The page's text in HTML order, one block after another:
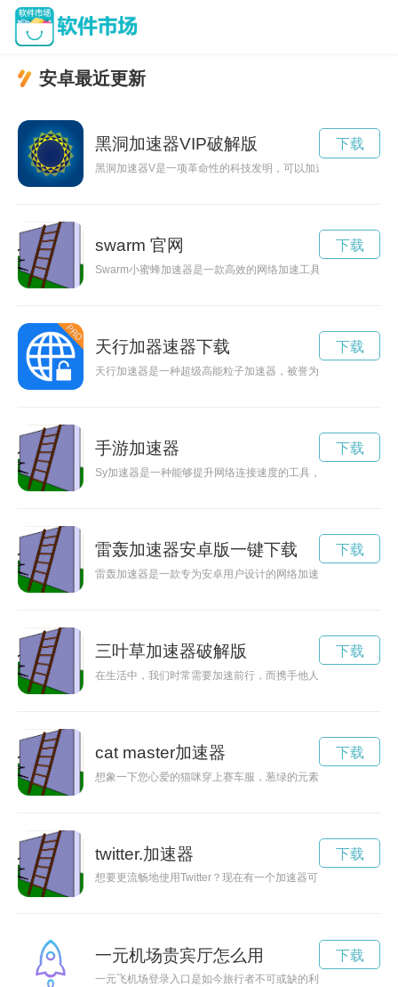
安卓最近更新
黑洞加速器VIP破解版
黑洞加速器V是一项革命性的科技发明，可以加速黑洞的运动速
下载
swarm 官网
Swarm小蜜蜂加速器是一款高效的网络加速工具，能够提升用
下载
天行加器速器下载
天行加速器是一种超级高能粒子加速器，被誉为未来科技的巅
下载
手游加速器
Sy加速器是一种能够提升网络连接速度的工具，通过其独特的
下载
雷轰加速器安卓版一键下载
雷轰加速器是一款专为安卓用户设计的网络加速工具，可以帮
下载
三叶草加速器破解版
在生活中，我们时常需要加速前行，而携手他人更能让我们更
下载
cat master加速器
想象一下您心爱的猫咪穿上赛车服，葱绿的元素是如何让它瞬
下载
twitter.加速器
想要更流畅地使用Twitter？现在有一个加速器可以帮你实现！
下载
一元机场贵宾厅怎么用
一元飞机场登录入口是如今旅行者不可或缺的利器，让旅行更
下载